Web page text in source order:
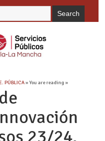
PÚBLICA» You are reading »